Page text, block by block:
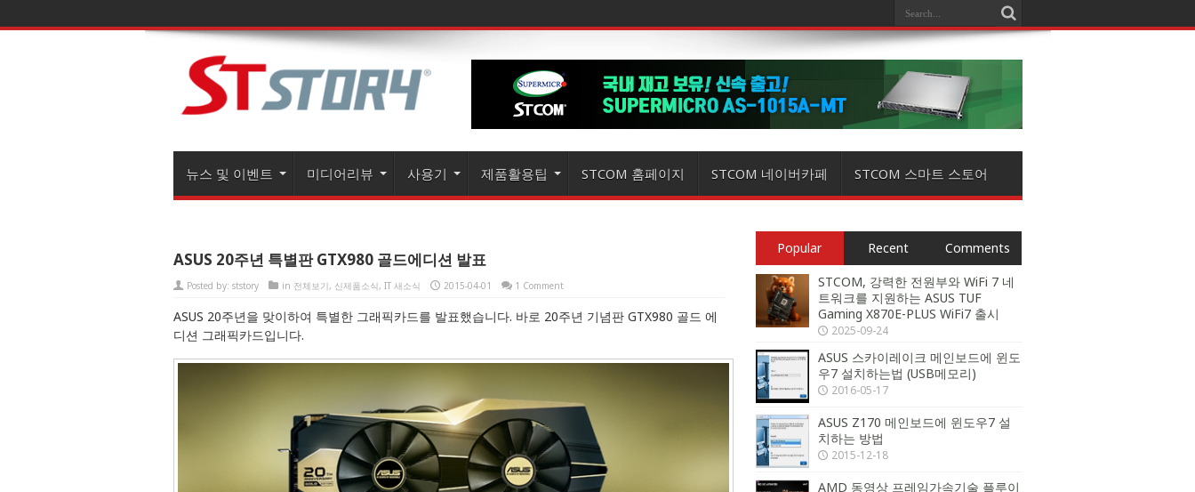
뉴스 및 이벤트 미디어리뷰 사용기 제품활용팁 STCOM 홈페이지 STCOM 네이버카페 STCOM 스마트 스토어
ASUS 20주년 특별판 GTX980 골드에디션 발표
Posted by: ststory in 전체보기, 신제품소식, IT 새소식 2015-04-01 1 Comment
ASUS 20주년을 맞이하여 특별한 그래픽카드를 발표했습니다. 바로 20주년 기념판 GTX980 골드 에
디션 그래픽카드입니다.
Popular Recent
Comments
STCOM, 강력한 전원부와 WiFi 7 네
트워크를 지원하는 ASUS TUF
Gaming X870E-PLUS WiFi7 출시
2025-09-24
ASUS 스카이레이크 메인보드에 윈도
우7 설치하는법 (USB메모리)
2016-05-17
ASUS Z170 메인보드에 윈도우7 설
치하는 방법
2015-12-18
AMD 동영상 프레임가속기술 플루이